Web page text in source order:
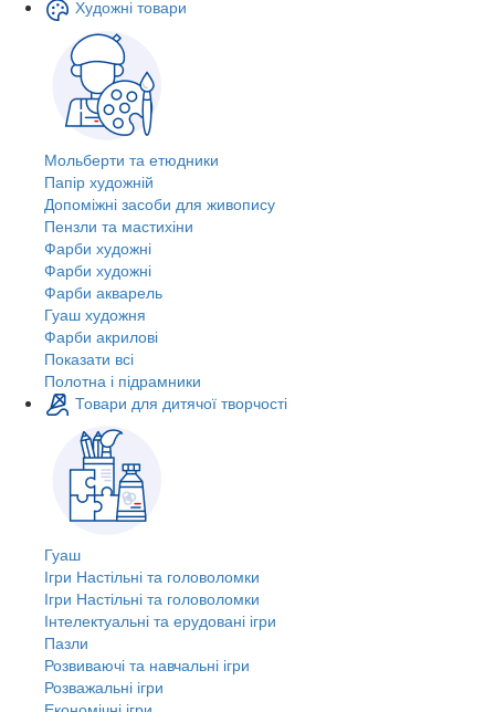
Художні товари
Мольберти та етюдники
Папір художній
Допоміжні засоби для живопису
Пензли та мастихіни
Фарби художні
Фарби художні
Фарби акварель
Гуаш художня
Фарби акрилові
Показати всі
Полотна і підрамники
Товари для дитячої творчості
Гуаш
Ігри Настільні та головоломки
Ігри Настільні та головоломки
Інтелектуальні та ерудовані ігри
Пазли
Розвиваючі та навчальні ігри
Розважальні ігри